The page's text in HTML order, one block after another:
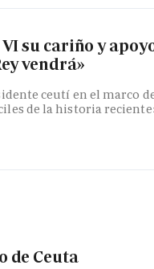
su cariño y
vendrá»
ceutí en el marco
de la historia
de Ceuta